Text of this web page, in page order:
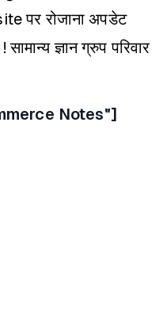
पर रोजाना अपडेट
ज्ञान ग्रुप परिवार
Notes"]